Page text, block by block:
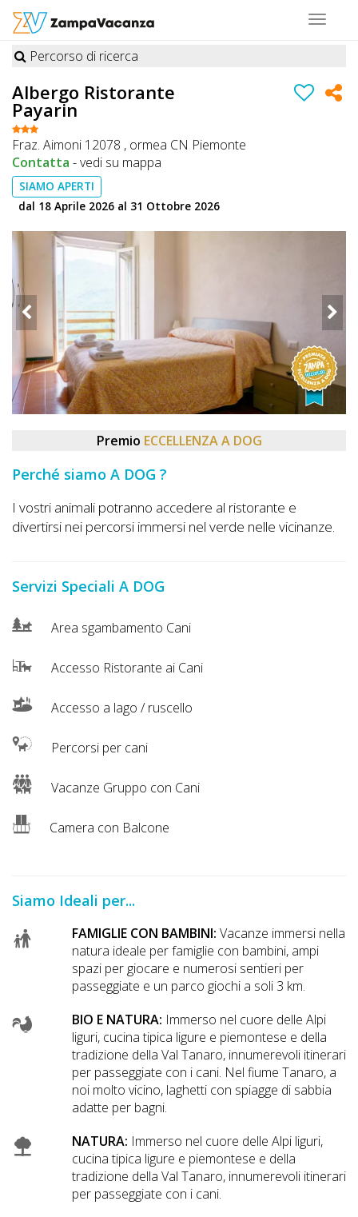
Toggle
STRUTTURE
A
DOG
LUOGHI
A
DOG
OFFERTE
A
DOG
A
CODICE
Tutorial
Lavora
con
Attività
Accedi
Registrati
Percorso di ricerca
Albergo Ristorante
Payarin
Fraz. Aimoni 12078 , ormea CN Piemonte
Contatta -vedi su mappa
SIAMO APERTI
dal 18 Aprile 2026 al 31 Ottobre 2026
Premio ECCELLENZA A DOG
Perché siamo A DOG ?
I vostri animali potranno accedere al ristorante e
divertirsi nei percorsi immersi nel verde nelle vicinanze.
Servizi Speciali A DOG
Area sgambamento Cani
Accesso Ristorante ai Cani
Accesso a lago / ruscello
Percorsi per cani
Vacanze Gruppo con Cani
Camera con Balcone
Siamo Ideali per...
FAMIGLIE CON BAMBINI: Vacanze immersi nella
natura ideale per famiglie con bambini, ampi
spazi per giocare e numerosi sentieri per
passeggiate e un parco giochi a soli 3 km.
BIO E NATURA: Immerso nel cuore delle Alpi
liguri, cucina tipica ligure e piemontese e della
tradizione della Val Tanaro, innumerevoli itinerari
per passeggiate con i cani. Nel fiume Tanaro, a
noi molto vicino, laghetti con spiagge di sabbia
adatte per bagni.
NATURA: Immerso nel cuore delle Alpi liguri,
cucina tipica ligure e piemontese e della
tradizione della Val Tanaro, innumerevoli itinerari
per passeggiate con i cani.